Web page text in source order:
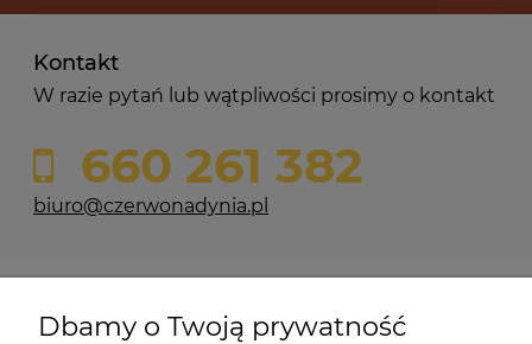
Kontakt
W razie pytań lub wątpliwości prosimy o kontakt
660 261 382
biuro@czerwonadynia.pl
Dbamy o Twoją prywatność